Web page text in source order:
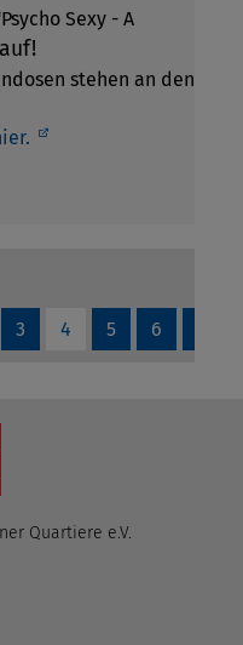
Sexy - A
stehen an den
3 4 5 6
Quartiere e.V.